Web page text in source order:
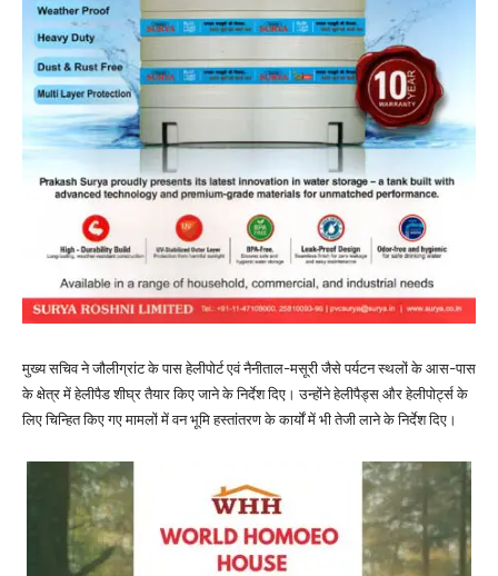
मुख्य सचिव ने जौलीग्रांट के पास हेलीपोर्ट एवं नैनीताल-मसूरी जैसे पर्यटन स्थलों के आस-पास
के क्षेत्र में हेलीपैड शीघ्र तैयार किए जाने के निर्देश दिए। उन्होंने हेलीपैड्स और हेलीपोर्ट्स के
लिए चिन्हित किए गए मामलों में वन भूमि हस्तांतरण के कार्यों में भी तेजी लाने के निर्देश दिए।